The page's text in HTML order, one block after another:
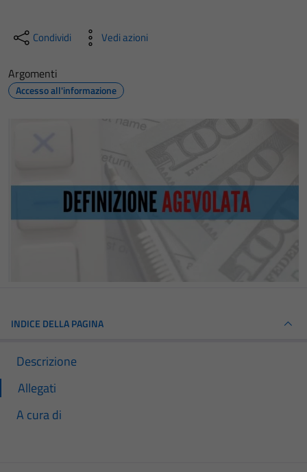
Condividi Vedi azioni
Argomenti
Accesso all'informazione
INDICE DELLA PAGINA
Descrizione
Allegati
A cura di